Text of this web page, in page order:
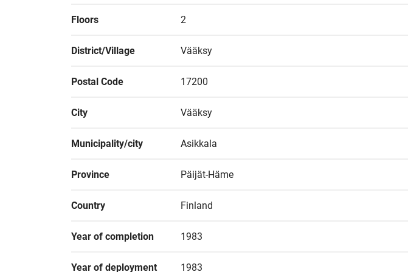
Floors 2
District/Village Vääksy
Postal Code 17200
City Vääksy
Municipality/city Asikkala
Province Päijät-Häme
Country Finland
Year of completion 1983
Year of deployment 1983